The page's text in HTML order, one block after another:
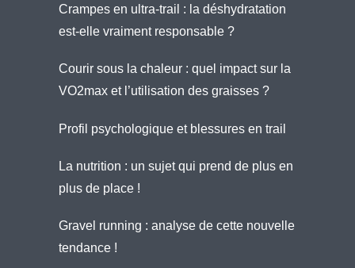
Crampes en ultra-trail : la déshydratation
est-elle vraiment responsable ?
Courir sous la chaleur : quel impact sur la
VO2max et l’utilisation des graisses ?
Profil psychologique et blessures en trail
La nutrition : un sujet qui prend de plus en
plus de place !
Gravel running : analyse de cette nouvelle
tendance !